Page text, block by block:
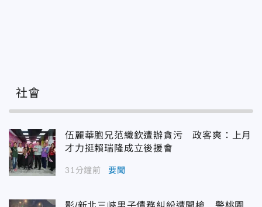
社會
伍麗華胞兄范織欽遭辦貪污 政客爽：上月
才力挺賴瑞隆成立後援會
31分鐘前 要聞